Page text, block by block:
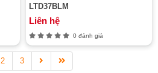
LTD37BLM
Liên hệ
0 đánh giá
2 3